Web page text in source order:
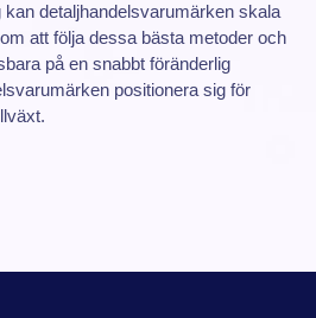
detaljhandelsvarumärken skala
att följa dessa bästa metoder och
på en snabbt föränderlig
positionera sig för